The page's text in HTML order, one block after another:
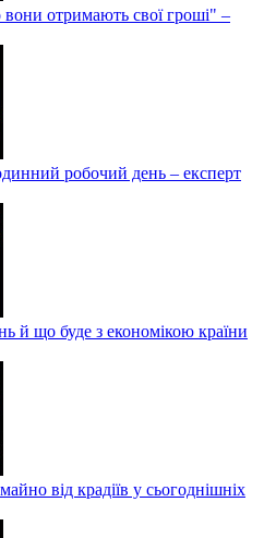
отримають свої гроші" –
робочий день – експерт
й що буде з економікою країни
від крадіїв у сьогоднішніх